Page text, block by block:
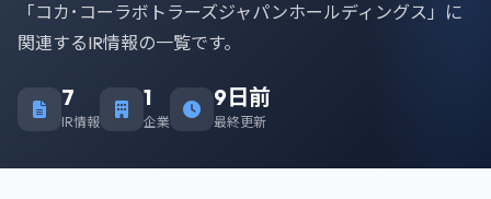
「コカ･コーラボトラーズジャパンホールディングス」に
関連するIR情報の一覧です。
7
IR情報
1
企業
9日前
最終更新